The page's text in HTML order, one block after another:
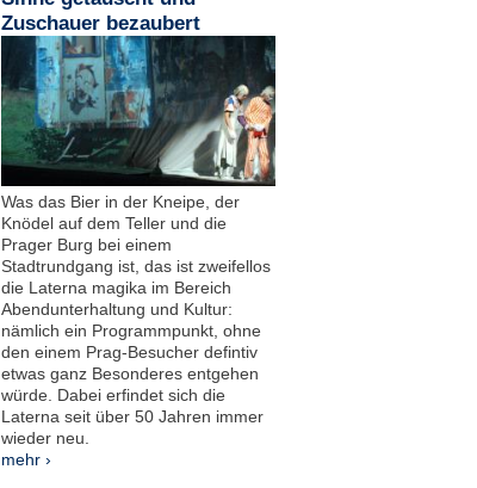
Zuschauer bezaubert
Was das Bier in der Kneipe, der
Knödel auf dem Teller und die
Prager Burg bei einem
Stadtrundgang ist, das ist zweifellos
die Laterna magika im Bereich
Abendunterhaltung und Kultur:
nämlich ein Programmpunkt, ohne
den einem Prag-Besucher defintiv
etwas ganz Besonderes entgehen
würde. Dabei erfindet sich die
Laterna seit über 50 Jahren immer
wieder neu.
mehr ›